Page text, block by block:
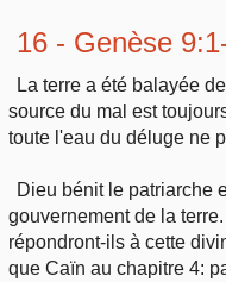
16 - Genèse
La terre a été balayée
source du mal est
toute l'eau du déluge ne
Dieu bénit le patriarche
gouvernement de la
répondront-ils à cette
que Caïn au chapitre 4: